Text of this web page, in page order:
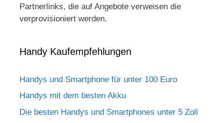
Partnerlinks, die auf Angebote verweisen die
verprovisioniert werden.
Handy Kaufempfehlungen
Handys und Smartphone für unter 100 Euro
Handys mit dem besten Akku
Die besten Handys und Smartphones unter 5 Zoll